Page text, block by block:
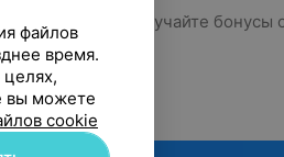
файлов
время.
вы можете
cookie